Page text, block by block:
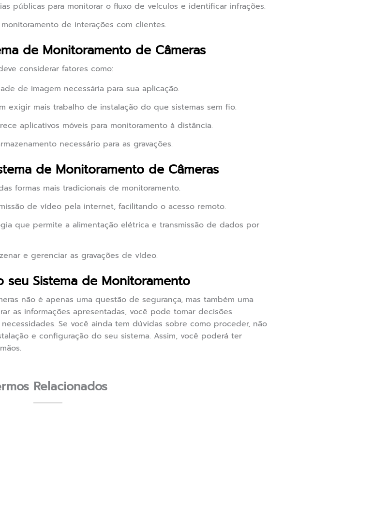
públicas para monitorar o fluxo de veículos e identificar infrações.
de interações com clientes.
de Monitoramento de Câmeras
considerar fatores como:
de imagem necessária para sua aplicação.
exigir mais trabalho de instalação do que sistemas sem fio.
aplicativos móveis para monitoramento à distância.
necessário para as gravações.
de Monitoramento de Câmeras
formas mais tradicionais de monitoramento.
de vídeo pela internet, facilitando o acesso remoto.
que permite a alimentação elétrica e transmissão de dados por
e gerenciar as gravações de vídeo.
seu Sistema de Monitoramento
não é apenas uma questão de segurança, mas também uma
as informações apresentadas, você pode tomar decisões
Se você ainda tem dúvidas sobre como proceder, não
e configuração do seu sistema. Assim, você poderá ter
Relacionados